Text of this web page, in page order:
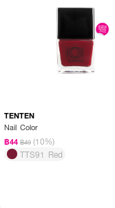
TENTEN
Nail Color
฿44 ฿49 (10%)
TTS91 Red